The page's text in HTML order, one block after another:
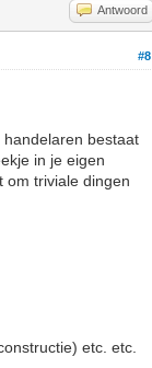
Antwoord
#8
bestaat
in je eigen
om triviale dingen
etc. etc.